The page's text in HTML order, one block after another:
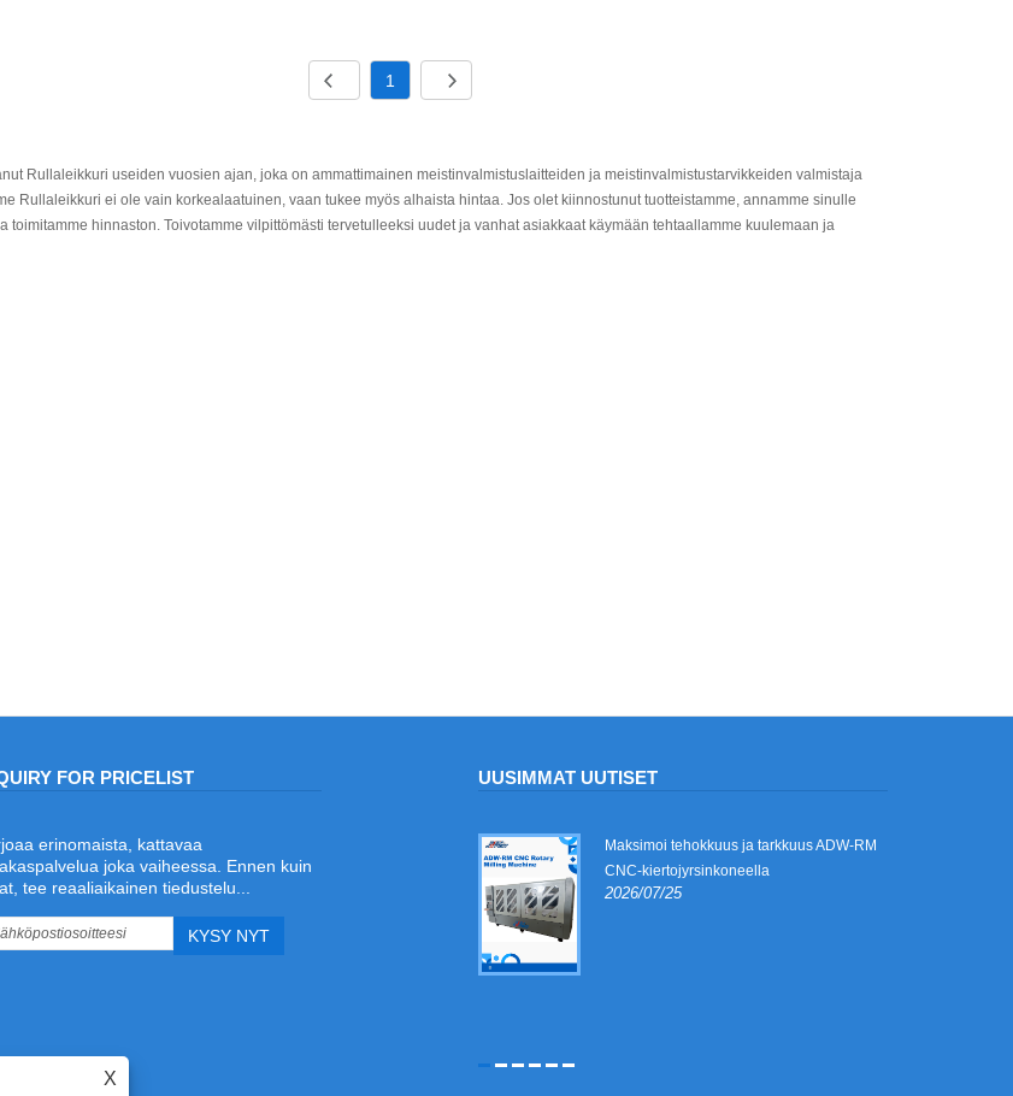
1
Rullaleikkuri useiden vuosien ajan, joka on ammattimainen meistinvalmistuslaitteiden ja meistinvalmistustarvikkeiden valmistaja
Rullaleikkuri ei ole vain korkealaatuinen, vaan tukee myös alhaista hintaa. Jos olet kiinnostunut tuotteistamme, annamme sinulle
toimitamme hinnaston. Toivotamme vilpittömästi tervetulleeksi uudet ja vanhat asiakkaat käymään tehtaallamme kuulemaan ja
FOR PRICELIST
erinomaista, kattavaa
joka vaiheessa. Ennen kuin
tee reaaliaikainen tiedustelu...
UUSIMMAT UUTISET
Mikä on paras laserhitsauskone
teräsviivahitsaukseen ja meistien
valmistukseen?
2026/06/19
Etsitkö parasta laserhitsauskonetta
Maksimoi tehokkuus ja tarkkuus ADW-RM
CNC-kiertojyrsinkoneella
2026/07/25
X